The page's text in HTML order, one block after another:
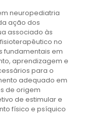
neuropediatria
ação dos
associado às
no
fundamentais em
aprendizagem e
para o
adequado em
de origem
de estimular e
físico e psíquico